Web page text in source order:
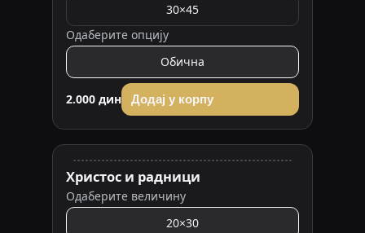
30×45
Одаберите опцију
Обична
2.000 дин Додај у корпу
Христос и радници
Одаберите величину
20×30